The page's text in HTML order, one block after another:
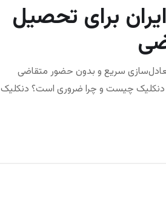
برای تحصیل
سریع و بدون حضور متقاضی
دنکلیک چیست و چرا ضروری است؟ دنکلیک